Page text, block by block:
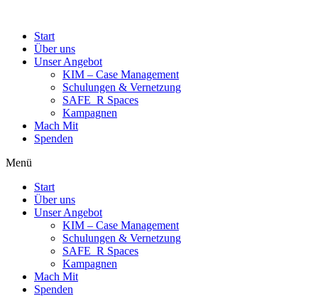
Start
Über uns
Unser Angebot
KIM – Case Management
Schulungen & Vernetzung
SAFE_R Spaces
Kampagnen
Mach Mit
Spenden
Menü
Start
Über uns
Unser Angebot
KIM – Case Management
Schulungen & Vernetzung
SAFE_R Spaces
Kampagnen
Mach Mit
Spenden